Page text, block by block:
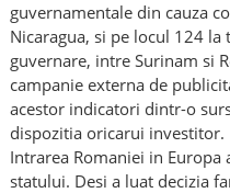
guvernamentale din cauza
Nicaragua, si pe locul 124
guvernare, intre Surinam si
campanie externa de
acestor indicatori dintr-o
dispozitia oricarui investitor.
Intrarea Romaniei in
statului. Desi a luat decizia